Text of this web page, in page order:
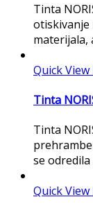
Tinta
otiskivanje
materijala,
Quick View
Tinta
Tinta
se
Quick View